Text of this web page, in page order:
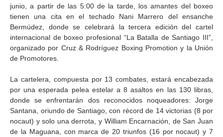
junio, a partir de las 5:00 de la tarde, los amantes del boxeo
tienen una cita en el techado Nani Marrero del ensanche
Bermúdez, donde se celebrará la tercera edición del cartel
internacional de boxeo profesional “La Batalla de Santiago III”,
organizado por Cruz & Rodríguez Boxing Promotion y la Unión
de Promotores.
La cartelera, compuesta por 13 combates, estará encabezada
por una esperada pelea estelar a 8 asaltos en las 130 libras,
donde se enfrentarán dos reconocidos noqueadores: Jorge
Santana, oriundo de Santiago, con récord de 14 victorias (8 por
nocaut) y solo una derrota, y William Encarnación, de San Juan
de la Maguana, con marca de 20 triunfos (16 por nocaut) y 7